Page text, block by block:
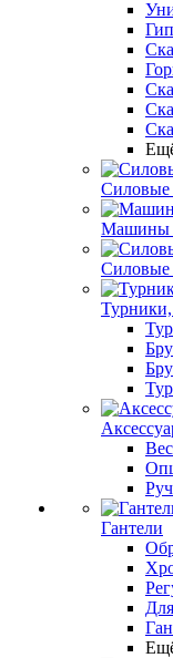
Силовые
Машины
Силовые
Турники,
Гантели